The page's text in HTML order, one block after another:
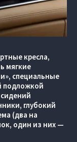
кресла,
мягкие
специальные
подложкой
глубокий
(два на
один из них —